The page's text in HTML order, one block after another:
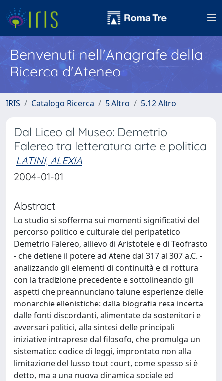
Benvenuti nell'Anagrafe della
Ricerca d'Ateneo
IRIS Catalogo Ricerca 5 Altro 5.12 Altro
Dal Liceo al Museo: Demetrio
Falereo tra letteratura arte e politica
LATINI, ALEXIA
2004-01-01
Abstract
Lo studio si sofferma sui momenti significativi del
percorso politico e culturale del peripatetico
Demetrio Falereo, allievo di Aristotele e di Teofrasto
- che detiene il potere ad Atene dal 317 al 307 a.C. -
analizzando gli elementi di continuità e di rottura
con la tradizione precedente e sottolineando gli
aspetti che preannunciano talune esperienze delle
monarchie ellenistiche: dalla biografia resa incerta
dalle fonti discordanti, alimentate da sostenitori e
avversari politici, alla sintesi delle principali
iniziative intraprese dal filosofo, che promulga un
sistematico codice di leggi, improntato non alla
limitazione del lusso tout court, come spesso si è
detto, ma a una nuova dinamica sociale ed